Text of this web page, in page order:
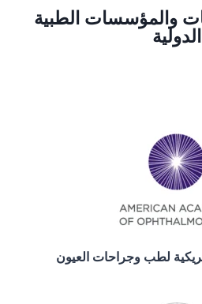
والمؤسسات الطبية
الدولية
لطب وجراحات العيون